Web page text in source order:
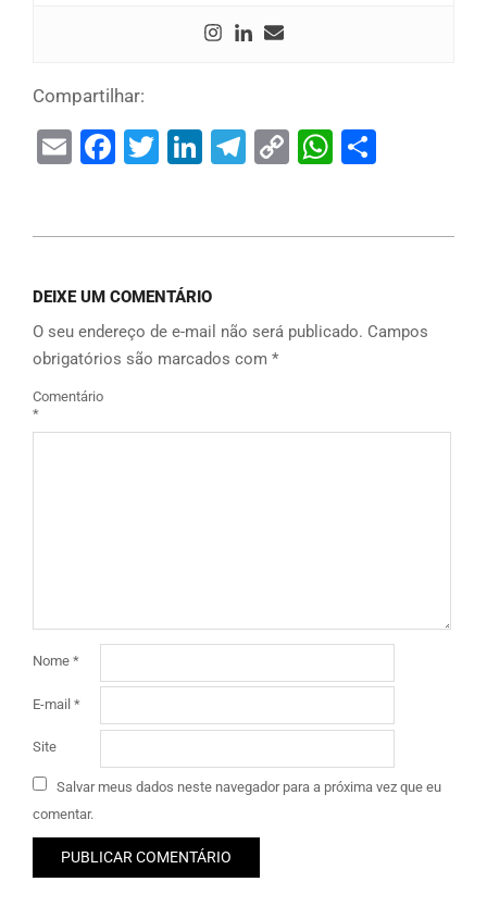
Compartilhar:
EmailFacebook
Twitter
LinkedIn
Telegram
Copy
DEIXE UM COMENTÁRIO
O seu endereço de e-mail não será publicado. Campos
obrigatórios são marcados com *
Comentário
*
Nome *
E-mail *
Site
Salvar meus dados neste navegador para a próxima vez que eu
comentar.